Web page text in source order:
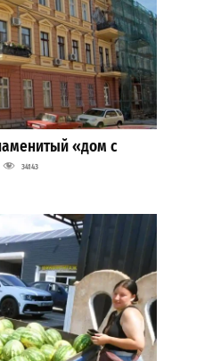
«дом с
34143